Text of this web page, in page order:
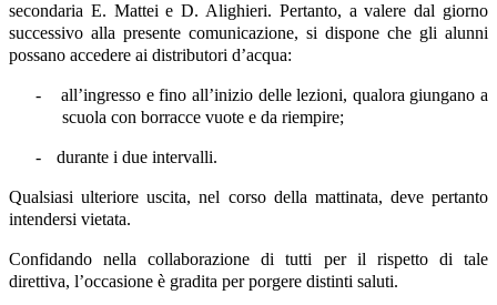
secondaria E. Mattei e D. Alighieri. Pertanto, a valere dal giorno
successivo alla presente comunicazione, si dispone che gli alunni
possano accedere ai distributori d’acqua:
-
all’ingresso e fino all’inizio delle lezioni, qualora giungano a
scuola con borracce vuote e da riempire;
- durante i due intervalli.
Qualsiasi ulteriore uscita, nel corso della mattinata, deve pertanto
intendersi vietata.
Confidando nella collaborazione di tutti per il rispetto di tale
direttiva, l’occasione è gradita per porgere distinti saluti.